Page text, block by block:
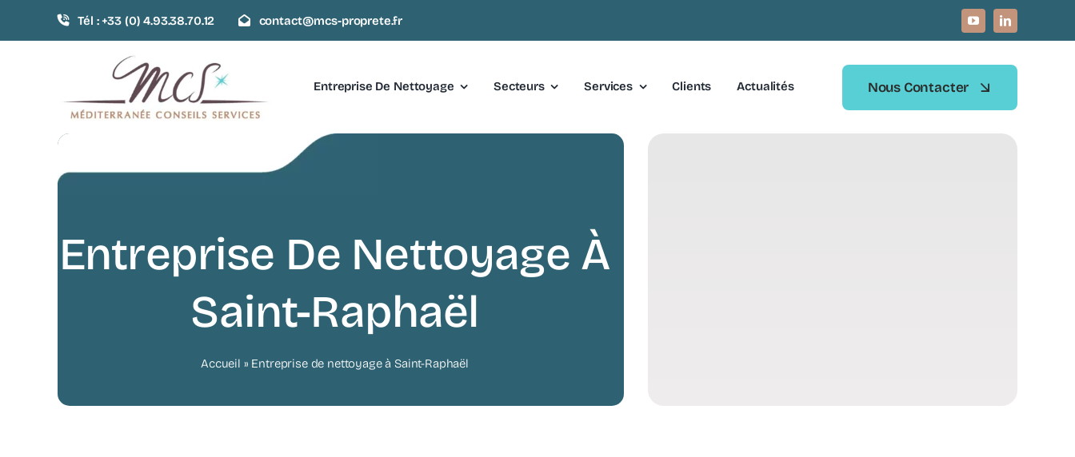
Tél : +33 (0) 4.93.38.70.12 contact@mcs-proprete.fr
Entreprise De Nettoyage Secteurs Services Clients Actualités Nous Contacter
Entreprise De Nettoyage À
Saint-Raphaël
Accueil » Entreprise de nettoyage à Saint-Raphaël